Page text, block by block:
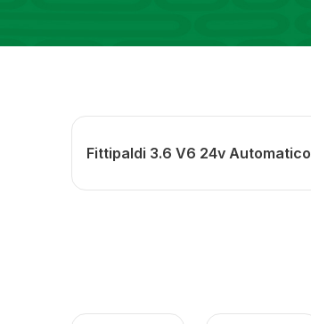
Fittipaldi 3.6 V6 24v Automatico